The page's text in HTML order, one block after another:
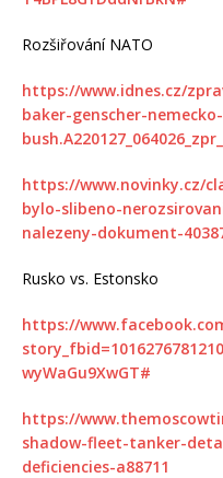
Rozšiřování NATO
https://www.idnes.cz/
baker-genscher-
https://www.novinky.cz/
bylo-slibeno-
nalezeny-dokument-
Rusko vs. Estonsko
https://
wyWaGu9XwGT#
https://
shadow-fleet-tanker-
deficiencies-a88711